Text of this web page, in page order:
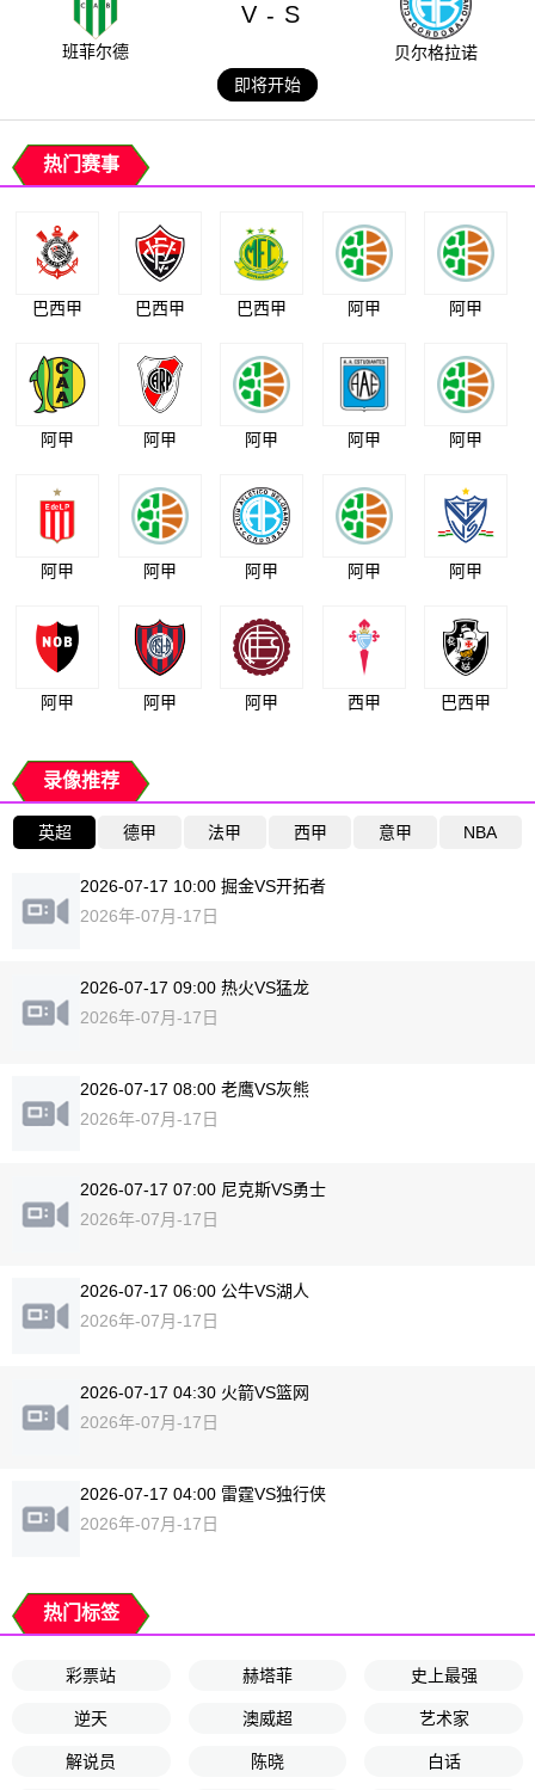
班菲尔德
V - S
贝尔格拉诺
即将开始
热门赛事
巴西甲 巴西甲 巴西甲 阿甲 阿甲
阿甲 阿甲 阿甲 阿甲 阿甲
阿甲 阿甲 阿甲 阿甲 阿甲
阿甲 阿甲 阿甲 西甲 巴西甲
录像推荐
英超 德甲 法甲 西甲 意甲 NBA
2026-07-17 10:00 掘金VS开拓者
2026年-07月-17日
2026-07-17 09:00 热火VS猛龙
2026年-07月-17日
2026-07-17 08:00 老鹰VS灰熊
2026年-07月-17日
2026-07-17 07:00 尼克斯VS勇士
2026年-07月-17日
2026-07-17 06:00 公牛VS湖人
2026年-07月-17日
2026-07-17 04:30 火箭VS篮网
2026年-07月-17日
2026-07-17 04:00 雷霆VS独行侠
2026年-07月-17日
热门标签
彩票站 赫塔菲 史上最强
逆天 澳威超 艺术家
解说员 陈晓 白话